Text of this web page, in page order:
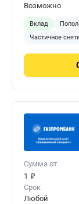
Возможно
Вклад
Частичное
Сумма от
1 ₽
Срок
Любой